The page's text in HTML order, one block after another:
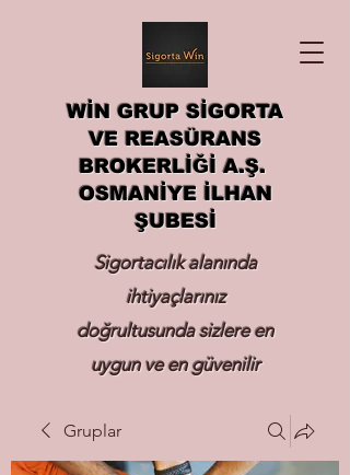
WİN GRUP SİGORTA
VE REASÜRANS
BROKERLİĞİ A.Ş.
OSMANİYE İLHAN
ŞUBESİ
Sigortacılık alanında
ihtiyaçlarınız
doğrultusunda sizlere en
uygun ve en güvenilir
Gruplar